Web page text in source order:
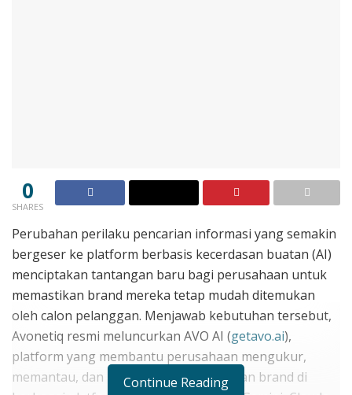
0
SHARES
Perubahan perilaku pencarian informasi yang semakin
bergeser ke platform berbasis kecerdasan buatan (AI)
menciptakan tantangan baru bagi perusahaan untuk
memastikan brand mereka tetap mudah ditemukan
oleh calon pelanggan. Menjawab kebutuhan tersebut,
Avonetiq resmi meluncurkan AVO AI (getavo.ai),
platform yang membantu perusahaan mengukur,
memantau, dan meningkatkan kehadiran brand di
Continue Reading